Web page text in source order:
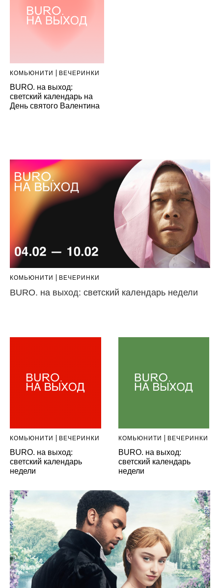
КОМЬЮНИТИ ВЕЧЕРИНКИ
BURO. на выход:
светский календарь на
День святого Валентина
КОМЬЮНИТИ ВЕЧЕРИНКИ
BURO. на выход: светский календарь недели
КОМЬЮНИТИ ВЕЧЕРИНКИ
BURO. на выход:
светский календарь
недели
КОМЬЮНИТИ ВЕЧЕРИНКИ
BURO. на выход:
светский календарь
недели